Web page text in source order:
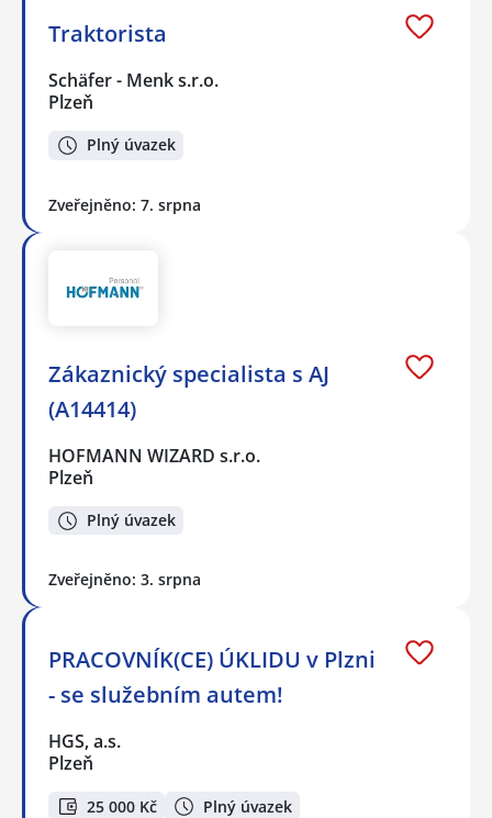
Traktorista
Schäfer - Menk s.r.o.
Plzeň
Plný úvazek
Zveřejněno: 7. srpna
Zákaznický specialista s AJ
(A14414)
HOFMANN WIZARD s.r.o.
Plzeň
Plný úvazek
Zveřejněno: 3. srpna
PRACOVNÍK(CE) ÚKLIDU v Plzni
- se služebním autem!
HGS, a.s.
Plzeň
25 000 Kč Plný úvazek